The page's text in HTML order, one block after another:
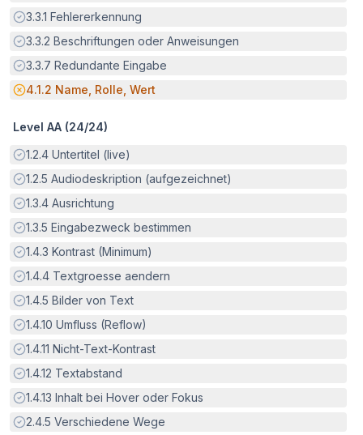
Erfüllt:
3.3.1 Fehlererkennung
Erfüllt:
3.3.2 Beschriftungen oder Anweisungen
Erfüllt:
3.3.7 Redundante Eingabe
Potenzielle Barriere:
4.1.2 Name, Rolle, Wert
Level AA (24/24)
Erfüllt:
1.2.4 Untertitel (live)
Erfüllt:
1.2.5 Audiodeskription (aufgezeichnet)
Erfüllt:
1.3.4 Ausrichtung
Erfüllt:
1.3.5 Eingabezweck bestimmen
Erfüllt:
1.4.3 Kontrast (Minimum)
Erfüllt:
1.4.4 Textgroesse aendern
Erfüllt:
1.4.5 Bilder von Text
Erfüllt:
1.4.10 Umfluss (Reflow)
Erfüllt:
1.4.11 Nicht-Text-Kontrast
Erfüllt:
1.4.12 Textabstand
Erfüllt:
1.4.13 Inhalt bei Hover oder Fokus
Erfüllt:
2.4.5 Verschiedene Wege